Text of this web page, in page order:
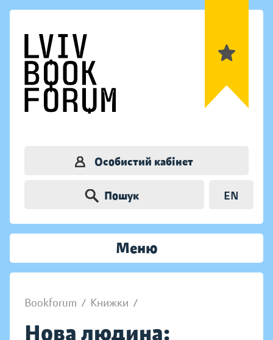
Особистий кабінет
Пошук EN
Меню
Bookforum / Книжки /
Нова людина: